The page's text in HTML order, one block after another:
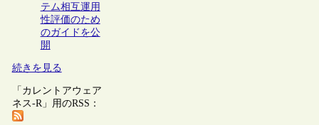
テム相互運用
性評価のため
のガイドを公
開
続きを見る
「カレントアウェア
ネス-R」用のRSS：